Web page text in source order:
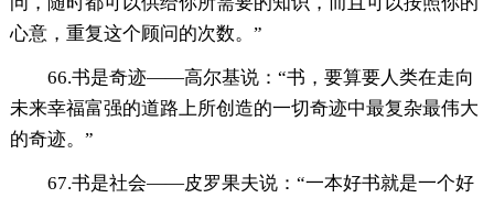
心意，重复这个顾问的次数。”
66.书是奇迹——高尔基说：“书，要算要人类在走向
未来幸福富强的道路上所创造的一切奇迹中最复杂最伟大
的奇迹。”
67.书是社会——皮罗果夫说：“一本好书就是一个好